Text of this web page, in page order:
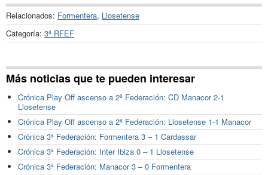
Relacionados: Formentera, Llosetense
Categoría: 3ª RFEF
Más noticias que te pueden interesar
Crónica Play Off ascenso a 2ª Federación: CD Manacor 2-1
Llosetense
Crónica Play Off ascenso a 2ª Federación: Llosetense 1-1 Manacor
Crónica 3ª Federación: Formentera 3 – 1 Cardassar
Crónica 3ª Federación: Inter Ibiza 0 – 1 Llosetense
Crónica 3ª Federación: Manacor 3 – 0 Formentera